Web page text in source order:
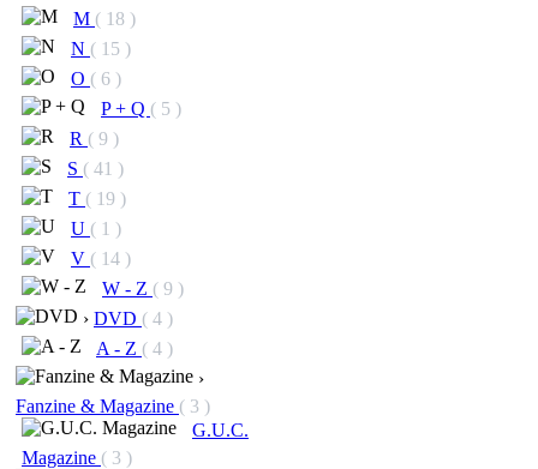
M ( 18 )
N ( 15 )
O ( 6 )
P + Q ( 5 )
R ( 9 )
S ( 41 )
T ( 19 )
U ( 1 )
V ( 14 )
W - Z ( 9 )
› DVD ( 4 )
A - Z ( 4 )
›
Fanzine & Magazine ( 3 )
G.U.C.
Magazine ( 3 )